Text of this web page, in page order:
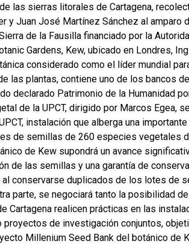
las sierras litorales de Cartagena,
y Juan José Martínez Sánchez al amparo
de la Fausilla financiado por la
Gardens, Kew, ubicado en Londres,
considerado como el líder mundial
las plantas, contiene uno de los bancos
declarado Patrimonio de la Humanidad
de la UPCT, dirigido por Marcos Egea,
instalación que alberga una
de semillas de 260 especies vegetales
de Kew supondrá un avance
de las semillas y una garantía de
conservarse duplicados de los lotes de
parte, se negociará tanto la posibilidad
Cartagena realicen prácticas en las
proyectos de investigación conjuntos,
Millenium Seed Bank del botánico de